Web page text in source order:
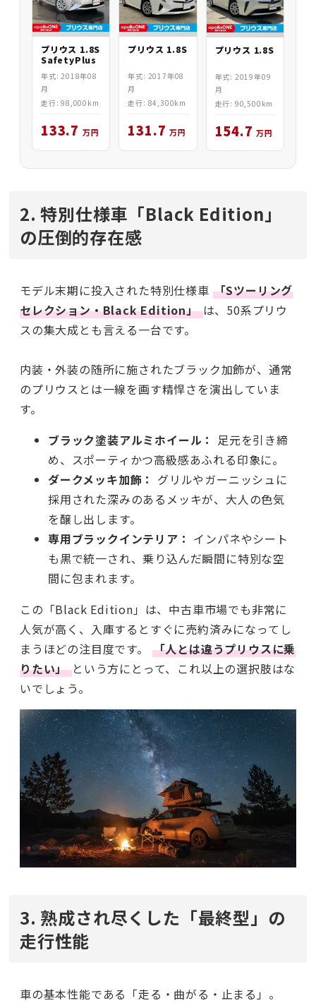
プリウス 1.8S
SafetyPlus
年式: 2018年08
月
走行: 98,000km
133.7 万円
プリウス 1.8S
年式: 2017年08
月
走行: 84,300km
131.7 万円
プリウス 1.8S
年式: 2019年09
月
走行: 90,500km
154.7 万円
2. 特別仕様車「Black Edition」
の圧倒的存在感
モデル末期に投入された特別仕様車 「Sツーリング
セレクション・Black Edition」は、50系プリウ
スの集大成とも言える一台です。
内装・外装の随所に施されたブラック加飾が、通常
のプリウスとは一線を画す精悍さを演出していま
す。
ブラック塗装アルミホイール： 足元を引き締
め、スポーティかつ高級感あふれる印象に。
ダークメッキ加飾： グリルやガーニッシュに
採用された深みのあるメッキが、大人の色気
を醸し出します。
専用ブラックインテリア： インパネやシート
も黒で統一され、乗り込んだ瞬間に特別な空
間に包まれます。
この「Black Edition」は、中古車市場でも非常に
人気が高く、入庫するとすぐに売約済みになってし
まうほどの注目度です。 「人とは違うプリウスに乗
りたい」 という方にとって、これ以上の選択肢はな
いでしょう。
3. 熟成され尽くした「最終型」の
走行性能
車の基本性能である「走る・曲がる・止まる」。